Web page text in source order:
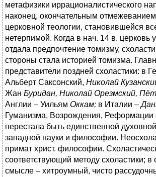
метафизики иррационалистического
наконец, окончательным отмежеванием
церковной теологии, становившейся
нетерпимой. Когда в нач. 14 в. церковь
отдала предпочтение томизму,
стороны стала историей томизма.
представители поздней схоластики: в
Альберт Саксонский, Николай
Жан Буридан, Николай Орезмский,
Англии – Уильям Оккам; в Италии –
Гуманизма, Возрождения, Реформации
перестала быть единственной
западной науки и философии.
примат христ. философии.
соответствующий методу схоластики; в
смысле – хитроумный, чисто